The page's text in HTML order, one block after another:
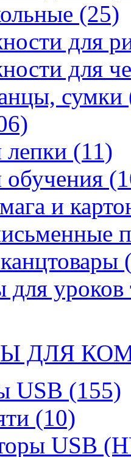
(25)
для
для
сумки
лепки (11)
обучения
и
для уроков
ДЛЯ
USB (155)
(10)
USB